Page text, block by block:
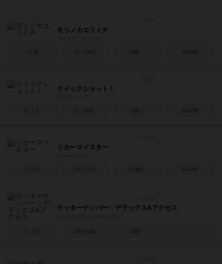
モリノカエリミチ
2人用 15～20分 8歳～ 2023年
クイックショット！
1～7人 5～10分 8歳～ 2022年
リカーマイスター
2～5人 15～25分 20歳～ 2024年
ラッキーナンバー：デラックス&アクセス
1～5人 20分前後 8歳～